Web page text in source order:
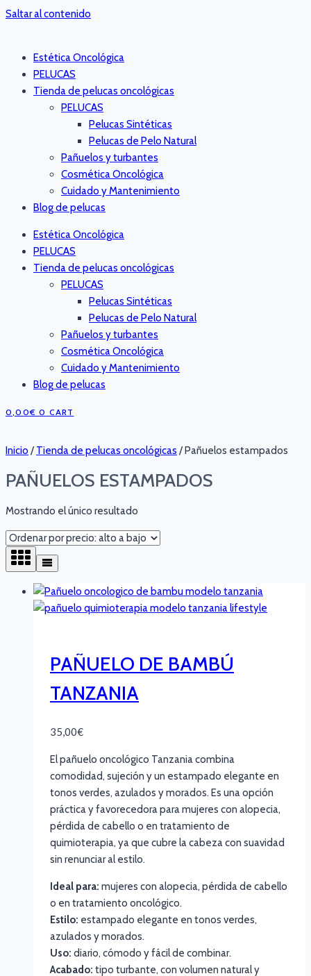
Saltar al contenido
Estética Oncológica
PELUCAS
Tienda de pelucas oncológicas
PELUCAS
Pelucas Sintéticas
Pelucas de Pelo Natural
Pañuelos y turbantes
Cosmética Oncológica
Cuidado y Mantenimiento
Blog de pelucas
Estética Oncológica
PELUCAS
Tienda de pelucas oncológicas
PELUCAS
Pelucas Sintéticas
Pelucas de Pelo Natural
Pañuelos y turbantes
Cosmética Oncológica
Cuidado y Mantenimiento
Blog de pelucas
0,00€ 0 CART
Inicio / Tienda de pelucas oncológicas /Pañuelos estampados
PAÑUELOS ESTAMPADOS
Mostrando el único resultado
PAÑUELO DE BAMBÚ
TANZANIA
35,00€
El pañuelo oncológico Tanzania combina
comodidad, sujeción y un estampado elegante en
tonos verdes, azulados y morados. Es una opción
práctica y favorecedora para mujeres con alopecia,
pérdida de cabello o en tratamiento de
quimioterapia, ya que cubre la cabeza con suavidad
sin renunciar al estilo.
Ideal para: mujeres con alopecia, pérdida de cabello
o en tratamiento oncológico.
Estilo: estampado elegante en tonos verdes,
azulados y morados.
Uso: diario, cómodo y fácil de combinar.
Acabado: tipo turbante, con volumen natural y